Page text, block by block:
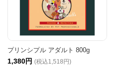
プリンシプル アダルト 800g
1,380円 (税込1,518円)